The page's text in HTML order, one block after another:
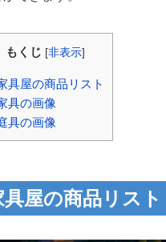
もくじ [非表示]
具屋の商品リスト
具の画像
具の画像
具屋の商品リスト